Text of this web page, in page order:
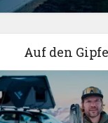
Auf den